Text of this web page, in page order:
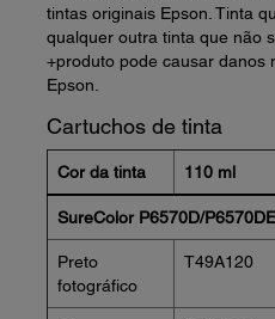
tintas originais Epson. Tinta
qualquer outra tinta que não
+produto pode causar danos
Epson.
Cartuchos de tinta
Cor da tinta 110 ml
SureColor P6570D/
Preto
fotográfico
T49A120